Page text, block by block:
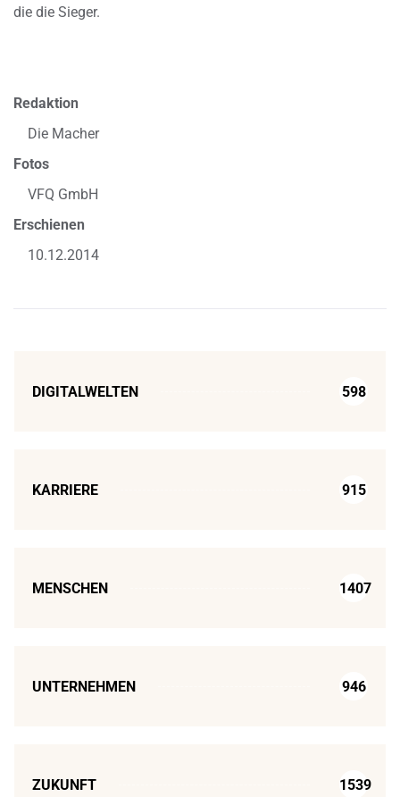
die die Sieger.
Redaktion
Die Macher
Fotos
VFQ GmbH
Erschienen
10.12.2014
DIGITALWELTEN 598
KARRIERE 915
MENSCHEN 1407
UNTERNEHMEN 946
ZUKUNFT 1539